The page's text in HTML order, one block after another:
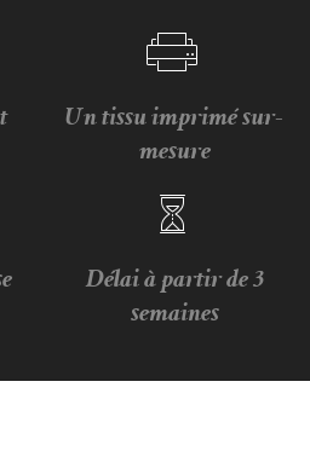
Un tissu imprimé sur-
mesure
Délai à partir de 3
semaines